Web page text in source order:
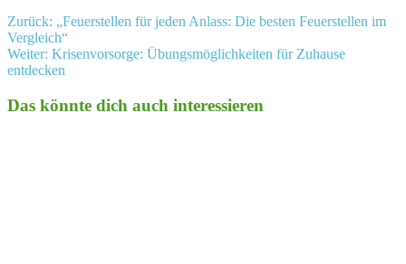
Beitragsnavigation
Zurück: „Feuerstellen für jeden Anlass: Die besten Feuerstellen im
Vergleich“
Weiter: Krisenvorsorge: Übungsmöglichkeiten für Zuhause
entdecken
Das könnte dich auch interessieren